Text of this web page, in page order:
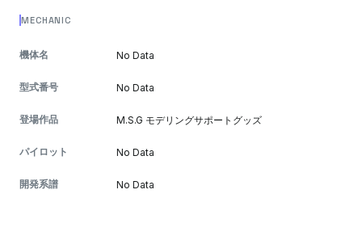
MECHANIC
機体名 No Data
型式番号 No Data
登場作品 M.S.G モデリングサポートグッズ
パイロット No Data
開発系譜 No Data